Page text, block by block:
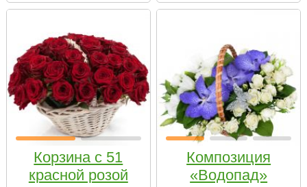
Корзина с 51
красной розой
Композиция
«Водопад»